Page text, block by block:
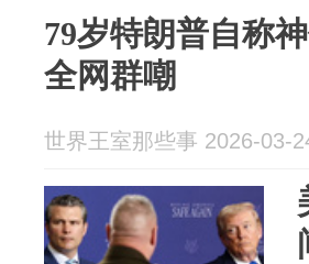
79岁特朗普自称
全网群嘲
世界王室那些事 2026-03-